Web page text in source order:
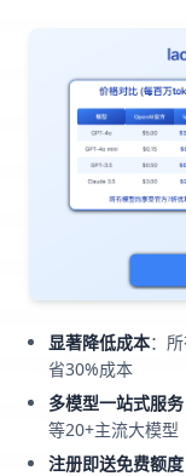
显著降低成本：
省30%成本
多模型一站式服务
等20+主流大模型
注册即送免费额度